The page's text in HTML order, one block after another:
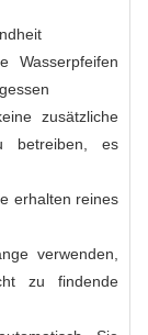
Wasserpfeifen
zusätzliche
betreiben, es
erhalten reines
verwenden,
zu findende